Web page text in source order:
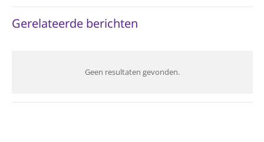
Gerelateerde berichten
Geen resultaten gevonden.